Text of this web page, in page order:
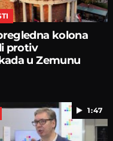
kolona
protiv
u Zemunu
1:47